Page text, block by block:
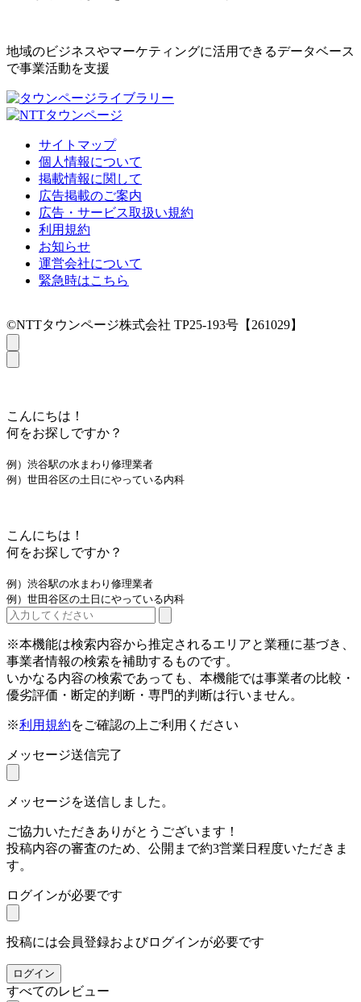
地域のビジネスやマーケティングに活用できるデータベース
で事業活動を支援
サイトマップ
個人情報について
掲載情報に関して
広告掲載のご案内
広告・サービス取扱い規約
利用規約
お知らせ
運営会社について
緊急時はこちら
©NTTタウンページ株式会社 TP25-193号【261029】
こんにちは！
何をお探しですか？
例）渋谷駅の水まわり修理業者
例）世田谷区の土日にやっている内科
こんにちは！
何をお探しですか？
例）渋谷駅の水まわり修理業者
例）世田谷区の土日にやっている内科
※本機能は検索内容から推定されるエリアと業種に基づき、
事業者情報の検索を補助するものです。
いかなる内容の検索であっても、本機能では事業者の比較・
優劣評価・断定的判断・専門的判断は行いません。
※利用規約をご確認の上ご利用ください
メッセージ送信完了
メッセージを送信しました。
ご協力いただきありがとうございます！
投稿内容の審査のため、公開まで約3営業日程度いただきま
す。
ログインが必要です
投稿には会員登録およびログインが必要です
ログイン
すべてのレビュー